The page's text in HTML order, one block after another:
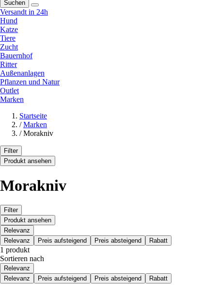
Suchen
Versandt in 24h
Hund
Katze
Tiere
Zucht
Bauernhof
Ritter
Außenanlagen
Pflanzen und Natur
Outlet
Marken
Startseite
/ Marken
/ Morakniv
Filter
Produkt ansehen
Morakniv
Filter
Produkt ansehen
Relevanz
Relevanz
Preis aufsteigend Preis absteigend Rabatt
1 produkt
Sortieren nach
Relevanz
Relevanz
Preis aufsteigend Preis absteigend Rabatt